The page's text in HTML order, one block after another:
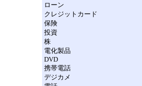
ローン
クレジットカード
保険
投資
株
電化製品
DVD
携帯電話
デジカメ